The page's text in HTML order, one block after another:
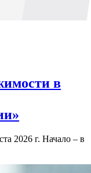
в
2026 г. Начало – в